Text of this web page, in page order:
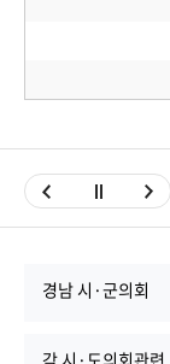
경남 시·군의회